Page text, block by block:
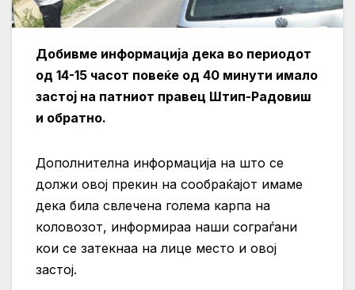
Добивме информација дека во периодот
од 14-15 часот повеќе од 40 минути имало
застој на патниот правец Штип-Радовиш
и обратно.
Дополнителна информација на што се
должи овој прекин на сообраќајот имаме
дека била свлечена голема карпа на
коловозот, информираа наши сограѓани
кои се затекнаа на лице место и овој
застој.